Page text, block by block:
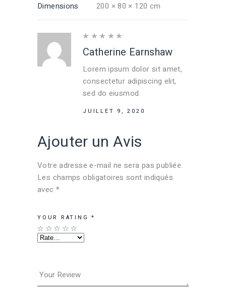
Dimensions 200 × 80 × 120 cm
Catherine Earnshaw
JUILLET 9, 2020
Lorem ipsum dolor sit amet,
consectetur adipiscing elit,
sed do eiusmod.
Ajouter un Avis
Votre adresse e-mail ne sera pas publiée.
Les champs obligatoires sont indiqués
avec *
YOUR RATING *